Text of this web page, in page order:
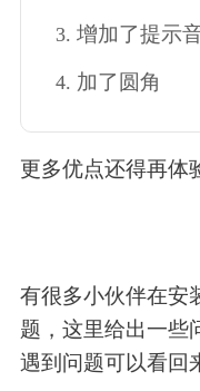
增加了提示
加了圆角
更多优点还得再体
有很多小伙伴在安
题，这里给出一些
遇到问题可以看回